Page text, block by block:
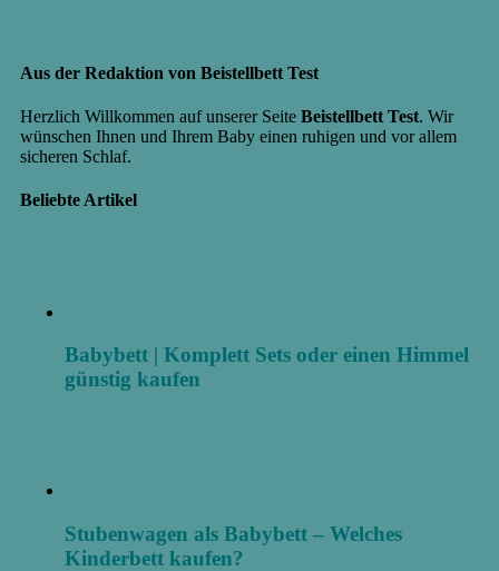
Aus der Redaktion von Beistellbett Test
Herzlich Willkommen auf unserer Seite Beistellbett Test. Wir
wünschen Ihnen und Ihrem Baby einen ruhigen und vor allem
sicheren Schlaf.
Beliebte Artikel
Babybett | Komplett Sets oder einen Himmel
günstig kaufen
Stubenwagen als Babybett – Welches
Kinderbett kaufen?